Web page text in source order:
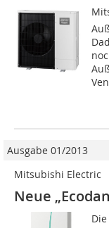
Ausgabe 01/2013
Mitsubishi Electric
Neue
Die